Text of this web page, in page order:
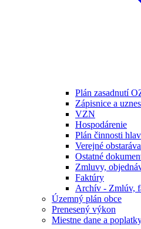
Plán zasadnutí
Zápisnice a
VZN
Hospodárenie
Plán činnosti
Verejné
Ostatné
Zmluvy,
Faktúry
Archív - Zmlúv,
Územný plán obce
Prenesený výkon
Miestne dane a